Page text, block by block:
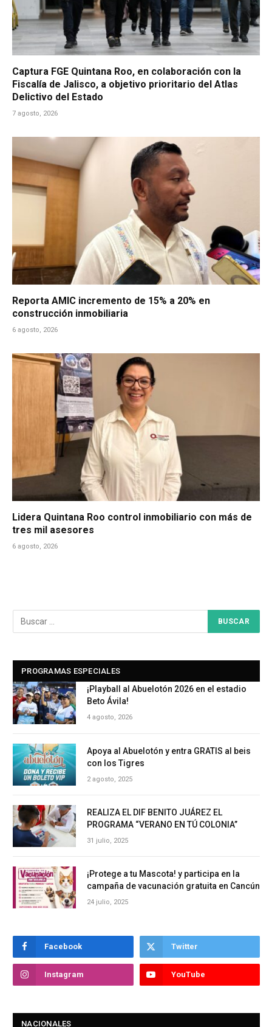
Captura FGE Quintana Roo, en colaboración con la
Fiscalía de Jalisco, a objetivo prioritario del Atlas
Delictivo del Estado
7 agosto, 2026
Reporta AMIC incremento de 15% a 20% en
construcción inmobiliaria
6 agosto, 2026
Lidera Quintana Roo control inmobiliario con más de
tres mil asesores
6 agosto, 2026
PROGRAMAS ESPECIALES
¡Playball al Abuelotón 2026 en el estadio
Beto Ávila!
4 agosto, 2026
Apoya al Abuelotón y entra GRATIS al beis
con los Tigres
2 agosto, 2025
REALIZA EL DIF BENITO JUÁREZ EL
PROGRAMA “VERANO EN TÚ COLONIA”
31 julio, 2025
¡Protege a tu Mascota! y participa en la
campaña de vacunación gratuita en Cancún
24 julio, 2025
Facebook Twitter
Instagram YouTube
NACIONALES